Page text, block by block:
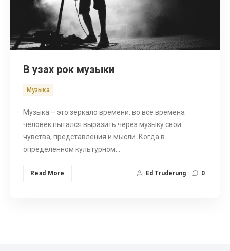
В узах рок музыки
Музыка
Музыка – это зеркало времени: во все времена
человек пытался выразить через музыку свои
чувства, представления и мысли. Когда в
определенном культурном…
Read More Ed Truderung 0